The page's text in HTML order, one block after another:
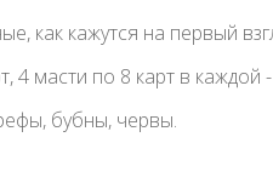
как кажутся на первый
4 масти по 8 карт в
бубны, червы.